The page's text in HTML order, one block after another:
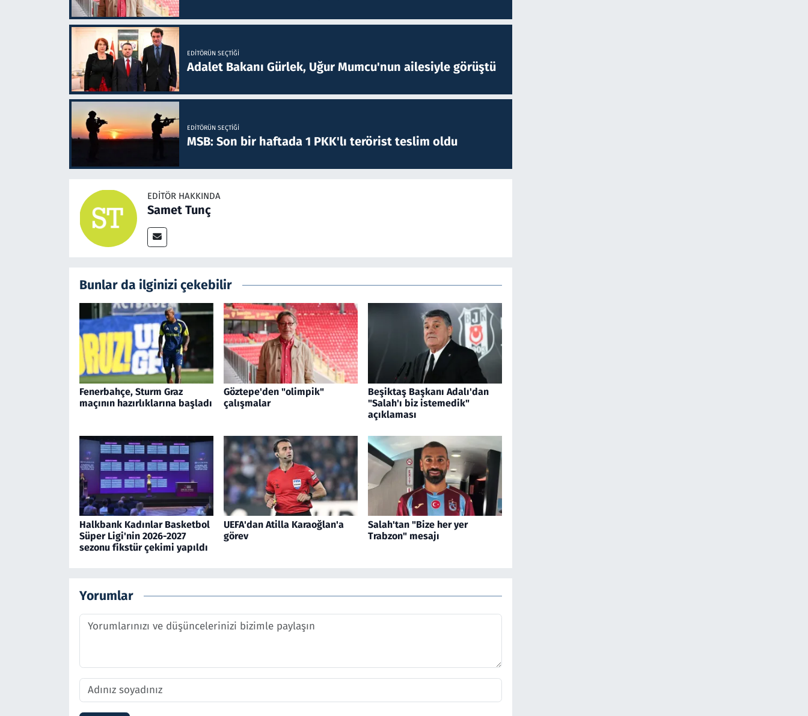
EDITÖRÜN SEÇTIĞI
Adalet Bakanı Gürlek, Uğur Mumcu'nun ailesiyle görüştü
EDITÖRÜN SEÇTIĞI
MSB: Son bir haftada 1 PKK'lı terörist teslim oldu
EDITÖR HAKKINDA
Samet Tunç
Bunlar da ilginizi çekebilir
Fenerbahçe, Sturm Graz
maçının hazırlıklarına başladı
Göztepe'den "olimpik"
çalışmalar
Beşiktaş Başkanı Adalı'dan
"Salah'ı biz istemedik"
açıklaması
Halkbank Kadınlar Basketbol
Süper Ligi'nin 2026-2027
sezonu fikstür çekimi yapıldı
UEFA'dan Atilla Karaoğlan'a
görev
Salah'tan "Bize her yer
Trabzon" mesajı
Yorumlar